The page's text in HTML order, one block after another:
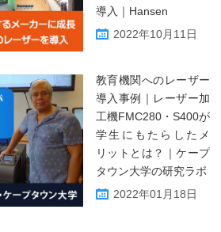
導入｜Hansen
2022年10月11日
教育機関へのレーザー
導入事例｜レーザー加
工機FMC280・S400が
学生にもたらしたメ
リットとは？｜ケープ
タウン大学の研究ラボ
2022年01月18日